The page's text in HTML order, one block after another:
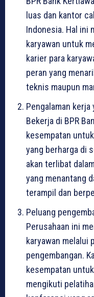
luas dan kantor
Indonesia. Hal ini
karyawan untuk
karier para
peran yang
teknis maupun
Pengalaman kerja
Bekerja di BPR
kesempatan
yang berharga di
akan terlibat
yang menantang
terampil dan
Peluang
Perusahaan ini
karyawan melalui
pengembangan.
kesempatan
mengikuti